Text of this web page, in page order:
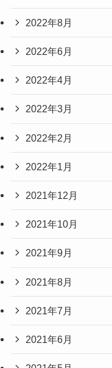
2022年8月
2022年6月
2022年4月
2022年3月
2022年2月
2022年1月
2021年12月
2021年10月
2021年9月
2021年8月
2021年7月
2021年6月